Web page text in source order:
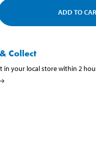
ADD TO
Collect
in your local store within 2